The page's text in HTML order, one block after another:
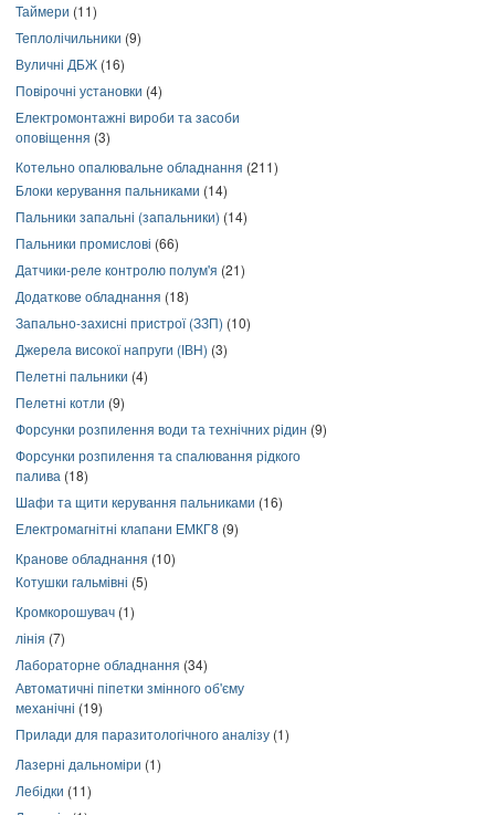
Таймери (11)
Теплолічильники (9)
Вуличні ДБЖ (16)
Повірочні установки (4)
Електромонтажні вироби та засоби
оповіщення (3)
Котельно опалювальне обладнання (211)
Блоки керування пальниками (14)
Пальники запальні (запальники) (14)
Пальники промислові (66)
Датчики-реле контролю полум'я (21)
Додаткове обладнання (18)
Запально-захисні пристрої (ЗЗП) (10)
Джерела високої напруги (ІВН) (3)
Пелетні пальники (4)
Пелетні котли (9)
Форсунки розпилення води та технічних рідин (9)
Форсунки розпилення та спалювання рідкого
палива (18)
Шафи та щити керування пальниками (16)
Електромагнітні клапани ЕМКГ8 (9)
Кранове обладнання (10)
Котушки гальмівні (5)
Кромкорошувач (1)
лінія (7)
Лабораторне обладнання (34)
Автоматичні піпетки змінного об'єму
механічні (19)
Прилади для паразитологічного аналізу (1)
Лазерні дальноміри (1)
Лебідки (11)